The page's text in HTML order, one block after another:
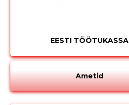
EESTI TÖÖTUKASSA
Ametid